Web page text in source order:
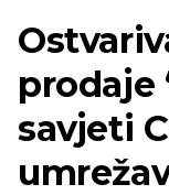
prodaje
savjeti